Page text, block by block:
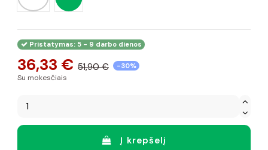
Pristatymas: 5 - 9 darbo dienos
36,33 € 51,90 € -30%
Su mokesčiais
Į krepšelį